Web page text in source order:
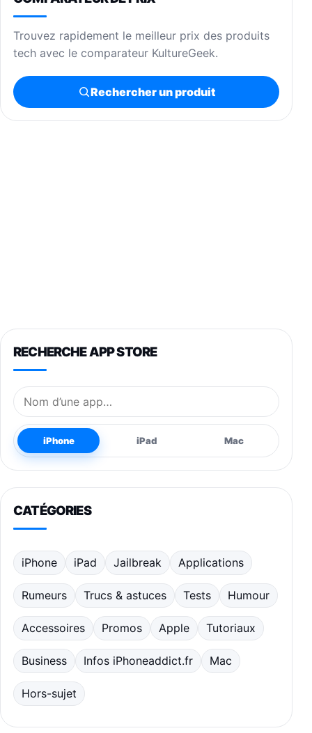
Trouvez rapidement le meilleur prix des produits
tech avec le comparateur KultureGeek.
Rechercher un produit
RECHERCHE APP STORE
Nom de l’application
iPhone iPad Mac
CATÉGORIES
iPhone iPad Jailbreak Applications
Rumeurs Trucs & astuces Tests Humour
Accessoires Promos Apple Tutoriaux
Business Infos iPhoneaddict.fr Mac
Hors-sujet